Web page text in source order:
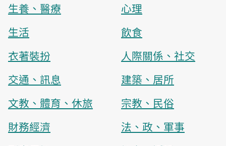
生養、醫療
心理
生活
飲食
衣著裝扮
人際關係、社交
交通、訊息
建築、居所
文教、體育、休旅
宗教、民俗
財務經濟
法、政、軍事